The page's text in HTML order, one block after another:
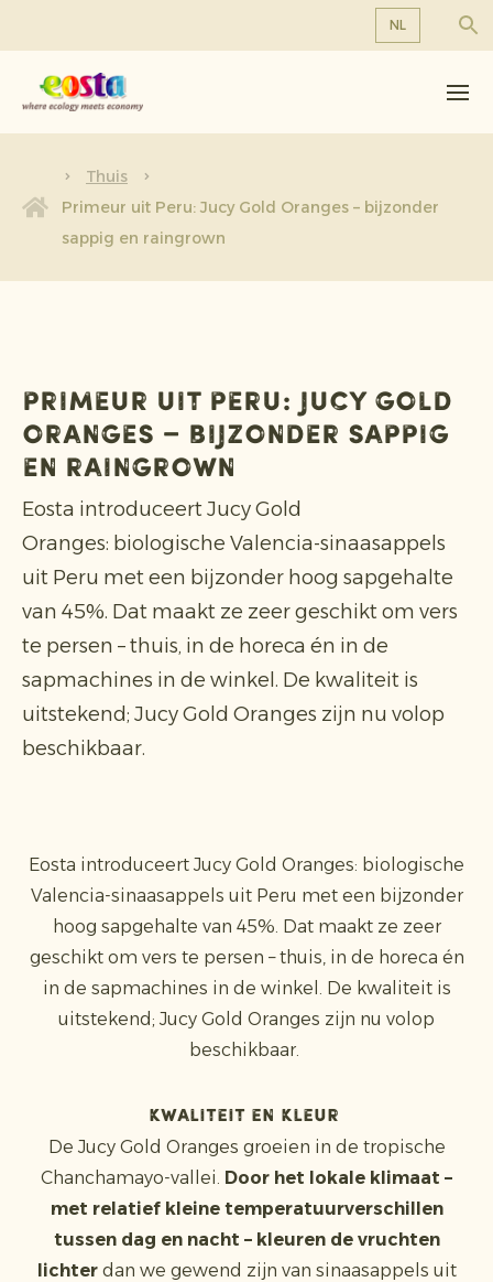
NL
Over ons
Producten
Duurzaamheid
Nieuws & Persberichten
Werken bij Eosta
Thuis
Primeur uit Peru: Jucy Gold Oranges – bijzonder
sappig en raingrown
Primeur uit Peru: Jucy Gold
Oranges – bijzonder sappig
en raingrown
Eosta introduceert Jucy Gold
Oranges: biologische Valencia-sinaasappels
uit Peru met een bijzonder hoog sapgehalte
van 45%. Dat maakt ze zeer geschikt om vers
te persen – thuis, in de horeca én in de
sapmachines in de winkel. De kwaliteit is
uitstekend; Jucy Gold Oranges zijn nu volop
beschikbaar.
Eosta introduceert Jucy Gold Oranges: biologische
Valencia-sinaasappels uit Peru met een bijzonder
hoog sapgehalte van 45%. Dat maakt ze zeer
geschikt om vers te persen – thuis, in de horeca én
in de sapmachines in de winkel. De kwaliteit is
uitstekend; Jucy Gold Oranges zijn nu volop
beschikbaar.
Kwaliteit en kleur
De Jucy Gold Oranges groeien in de tropische
Chanchamayo-vallei. Door het lokale klimaat –
met relatief kleine temperatuurverschillen
tussen dag en nacht – kleuren de vruchten
lichterdan we gewend zijn van sinaasappels uit